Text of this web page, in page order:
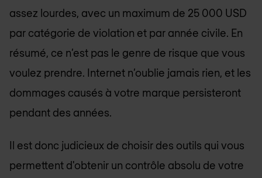
assez lourdes, avec un maximum de 25 000 USD
par catégorie de violation et par année civile. En
résumé, ce n’est pas le genre de risque que vous
voulez prendre. Internet n’oublie jamais rien, et les
dommages causés à votre marque persisteront
pendant des années.
Il est donc judicieux de choisir des outils qui vous
permettent d'obtenir un contrôle absolu de votre